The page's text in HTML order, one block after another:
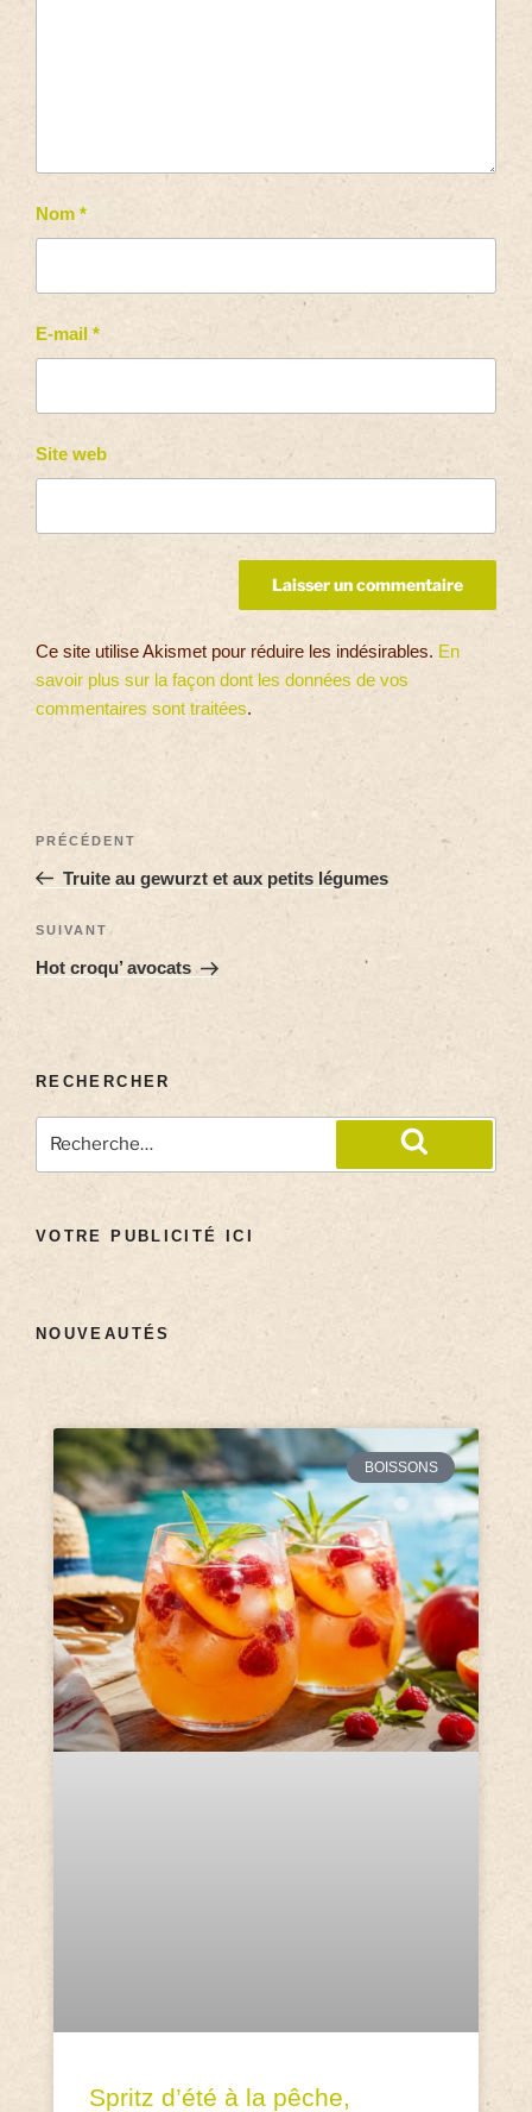
Nom *
E-mail *
Site web
Ce site utilise Akismet pour réduire les indésirables. En
savoir plus sur la façon dont les données de vos
commentaires sont traitées.
PRÉCÉDENT
Truite au gewurzt et aux petits légumes
SUIVANT
Hot croqu’ avocats
RECHERCHER
VOTRE PUBLICITÉ ICI
NOUVEAUTÉS
BOISSONS
Spritz d’été à la pêche,